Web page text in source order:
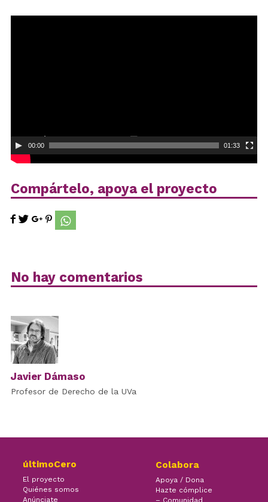
00:00 01:33
Compártelo, apoya el proyecto
No hay comentarios
Javier Dámaso
Profesor de Derecho de la UVa
últimoCero
El proyecto
Quiénes somos
Anúnciate
Colabora
Apoya / Dona
Hazte cómplice